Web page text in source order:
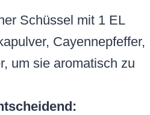
Schüssel mit 1 EL
Cayennepfeffer,
um sie aromatisch zu